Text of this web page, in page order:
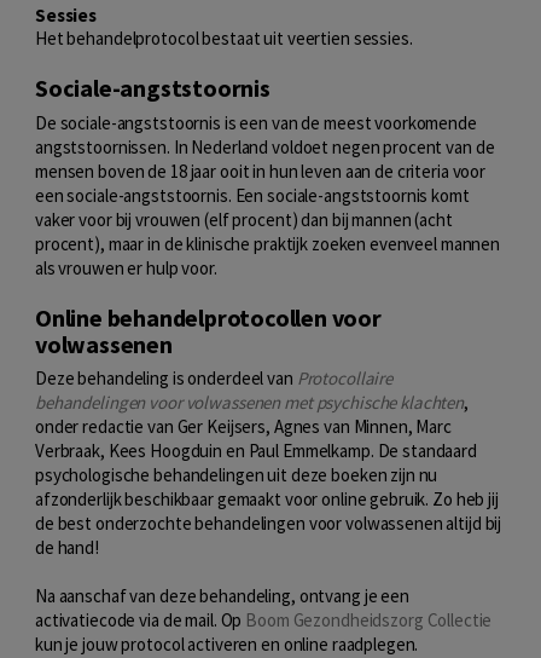
Sessies
Het behandelprotocol bestaat uit veertien sessies.
Sociale-angststoornis
De sociale-angststoornis is een van de meest voorkomende
angststoornissen. In Nederland voldoet negen procent van de
mensen boven de 18 jaar ooit in hun leven aan de criteria voor
een sociale-angststoornis. Een sociale-angststoornis komt
vaker voor bij vrouwen (elf procent) dan bij mannen (acht
procent), maar in de klinische praktijk zoeken evenveel mannen
als vrouwen er hulp voor.
Online behandelprotocollen voor
volwassenen
Deze behandeling is onderdeel van Protocollaire
behandelingen voor volwassenen met psychische klachten,
onder redactie van Ger Keijsers, Agnes van Minnen, Marc
Verbraak, Kees Hoogduin en Paul Emmelkamp. De standaard
psychologische behandelingen uit deze boeken zijn nu
afzonderlijk beschikbaar gemaakt voor online gebruik. Zo heb jij
de best onderzochte behandelingen voor volwassenen altijd bij
de hand!
Na aanschaf van deze behandeling, ontvang je een
activatiecode via de mail. Op Boom Gezondheidszorg Collectie
kun je jouw protocol activeren en online raadplegen.